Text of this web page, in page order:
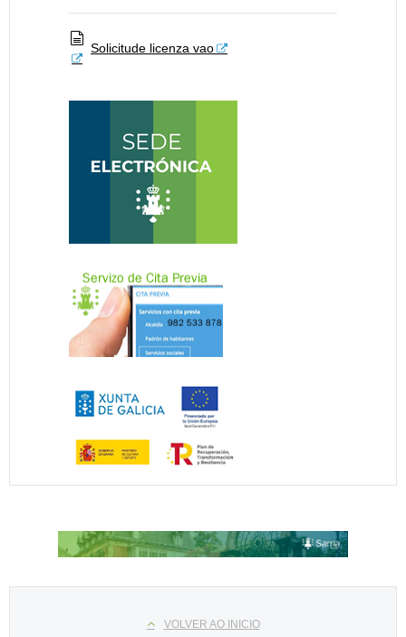
d
o
m
Solicitude licenza vao
VOLVER AO INICIO